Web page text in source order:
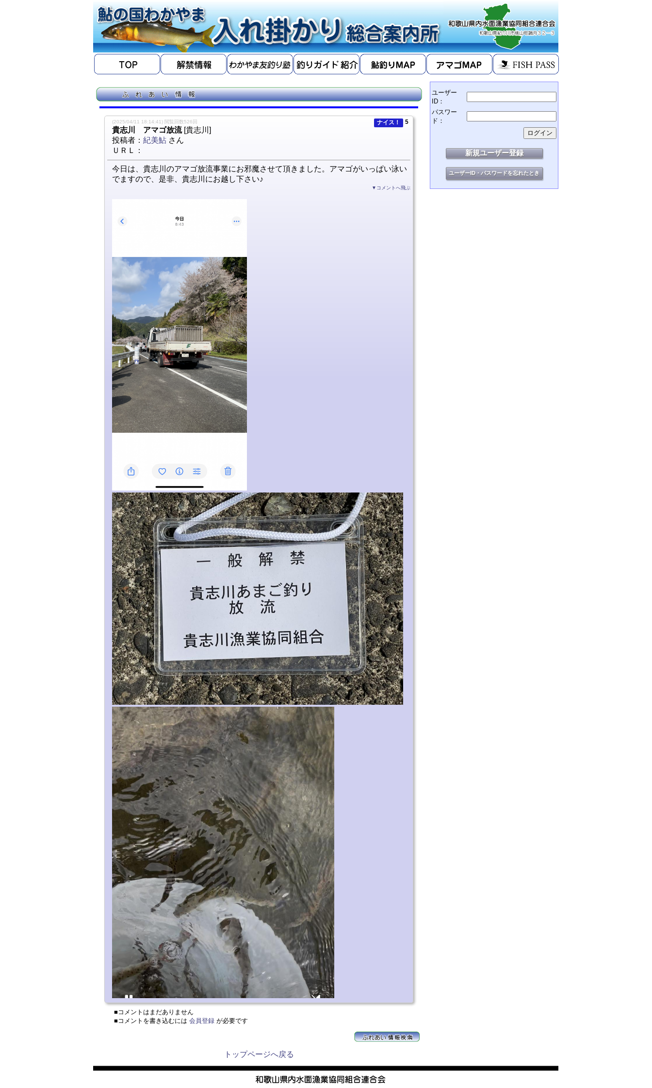
(2025/04/11 18:14:41) 閲覧回数526回
貴志川 アマゴ放流[貴志川]
投稿者： 紀美鮎 さん
ＵＲＬ：
ナイス！ 5
今日は、貴志川のアマゴ放流事業にお邪魔させて頂きました。アマゴがいっぱい泳い
でますので、是非、貴志川にお越し下さい♪
▼コメントへ飛ぶ
■コメントはまだありません
■コメントを書き込むには 会員登録 が必要です
トップページへ戻る
ユーザー
ID：
パスワー
ド：
新規ユーザー登録
ユーザーID・パスワードを忘れたとき